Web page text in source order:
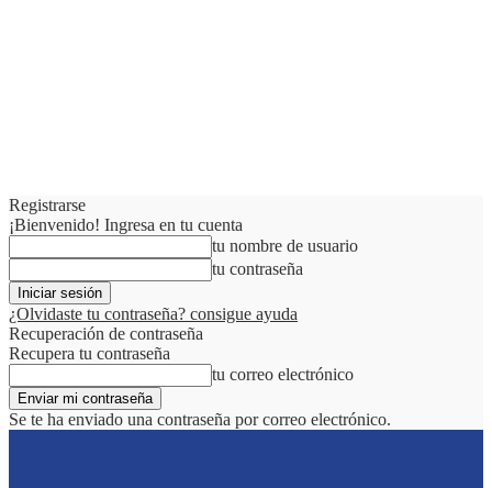
Registrarse
¡Bienvenido! Ingresa en tu cuenta
tu nombre de usuario
tu contraseña
¿Olvidaste tu contraseña? consigue ayuda
Recuperación de contraseña
Recupera tu contraseña
tu correo electrónico
Se te ha enviado una contraseña por correo electrónico.